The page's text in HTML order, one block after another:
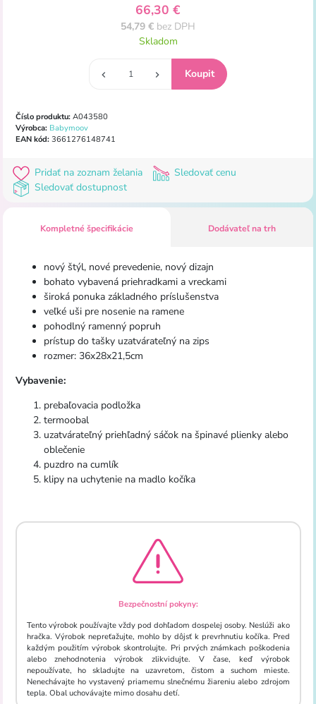
66,30 €
54,79 € bez DPH
Skladom
Číslo produktu:A043580
Výrobca: Babymoov
EAN kód:3661276148741
Pridať na zoznam želania
Sledovať cenu
Sledovať dostupnost
Kompletné špecifikácie Dodávateľ na trh
nový štýl, nové prevedenie, nový dizajn
bohato vybavená priehradkami a vreckami
široká ponuka základného príslušenstva
veľké uši pre nosenie na ramene
pohodlný ramenný popruh
prístup do tašky uzatvárateľný na zips
rozmer: 36x28x21,5cm
Vybavenie:
prebaľovacia podložka
termoobal
uzatvárateľný priehľadný sáčok na špinavé plienky alebo
oblečenie
puzdro na cumlík
klipy na uchytenie na madlo kočíka
Bezpečnostní pokyny:
Tento výrobok používajte vždy pod dohľadom dospelej osoby. Neslúži ako
hračka. Výrobok nepreťažujte, mohlo by dôjsť k prevrhnutiu kočíka. Pred
každým použitím výrobok skontrolujte. Pri prvých známkach poškodenia
alebo znehodnotenia výrobok zlikvidujte. V čase, keď výrobok
nepoužívate, ho skladujte na uzavretom, čistom a suchom mieste.
Nenechávajte ho vystavený priamemu slnečnému žiareniu alebo zdrojom
tepla. Obal uchovávajte mimo dosahu detí.